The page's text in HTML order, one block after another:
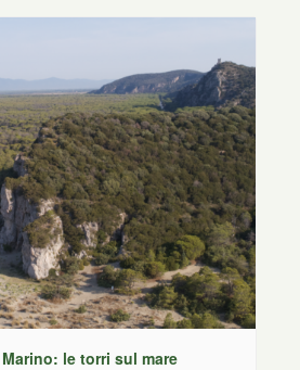
le torri sul mare